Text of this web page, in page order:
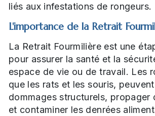
liés aux infestations de rongeurs.
L'importance de la Retrait
La Retrait Fourmilière est une
pour assurer la santé et la
espace de vie ou de travail. Les
que les rats et les souris,
dommages structurels, propager
et contaminer les denrées